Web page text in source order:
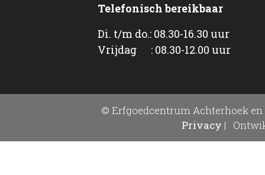
Telefonisch bereikbaar
Di. t/m do.: 08.30-16.30 uur
Vrijdag : 08.30-12.00 uur
© Erfgoedcentrum Achterhoek en
Privacy |